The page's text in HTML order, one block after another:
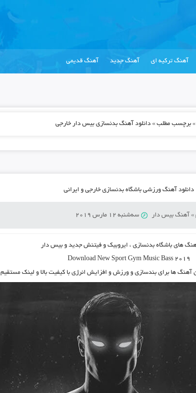
آهنگ ترکیه ای آهنگ جدید آهنگ قدیمی
برچسب مطلب » دانلود آهنگ بدنسازی بیس دار خارجی
دانلود آهنگ ورزشی باشگاه بدنسازی خارجی و ایرانی
» آهنگ بیس دار سه‌شنبه 12 مارس 2019
های باشگاه بدنسازی، ایروبیک و فیتنش جدید و بیس دار
Download New Sport Gym Music Bass 2019
آهنگ ها برای بندسازی و ورزش و افزایش انرژی با کیفیت بالا و لینک مستقیم